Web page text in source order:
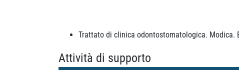
Trattato di clinica odontostomatologica. Modica.
Attività di supporto